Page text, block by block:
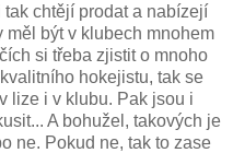
chtějí prodat a nabízejí
měl být v klubech mnohem
si třeba zjistit o mnoho
hokejistu, tak se
lize i v klubu. Pak jsou i
A bohužel, takových je
ne. Pokud ne, tak to zase